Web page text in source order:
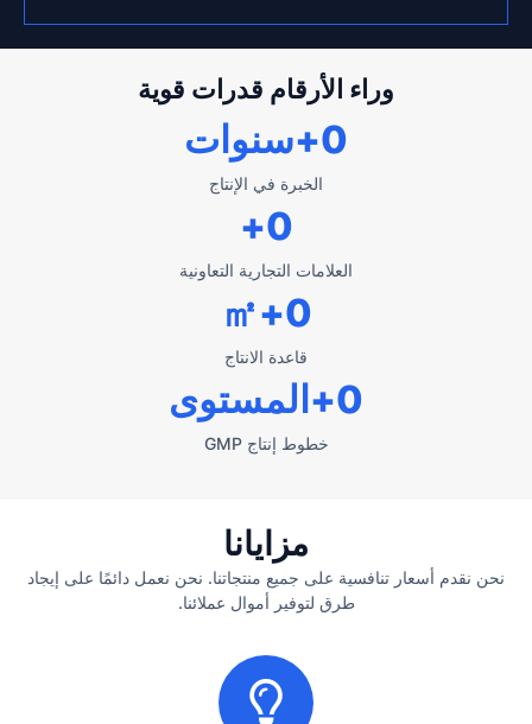
وراء الأرقام قدرات قوية
الخبرة في الإنتاج
0+سنوات
العلامات التجارية التعاونية
0
+
قاعدة الانتاج
0
+㎡
خطوط إنتاج GMP
0+المستوى
مزايانا
نحن نقدم أسعار تنافسية على جميع منتجاتنا. نحن نعمل دائمًا على إيجاد
طرق لتوفير أموال عملائنا.